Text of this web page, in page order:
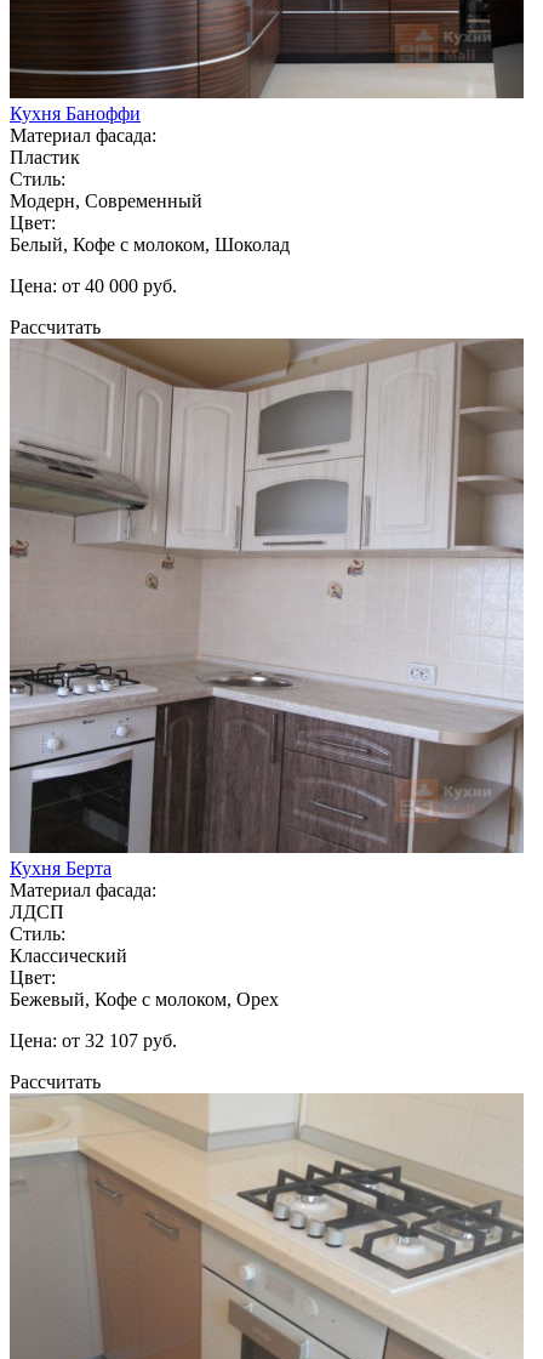
Кухня Баноффи
Материал фасада:
Пластик
Стиль:
Модерн, Современный
Цвет:
Белый, Кофе с молоком, Шоколад
Цена: от 40 000 руб.
Рассчитать
Кухня Берта
Материал фасада:
ЛДСП
Стиль:
Классический
Цвет:
Бежевый, Кофе с молоком, Орех
Цена: от 32 107 руб.
Рассчитать